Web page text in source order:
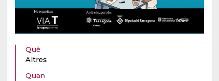
Què
Altres
Quan